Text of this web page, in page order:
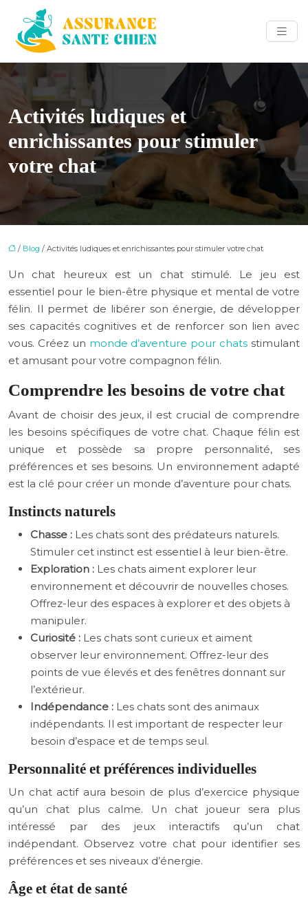
Activités ludiques et
enrichissantes pour stimuler
votre chat
/ Blog / Activités ludiques et enrichissantes pour stimuler votre chat
Un chat heureux est un chat stimulé. Le jeu est
essentiel pour le bien-être physique et mental de votre
félin. Il permet de libérer son énergie, de développer
ses capacités cognitives et de renforcer son lien avec
vous. Créez un monde d’aventure pour chats stimulant
et amusant pour votre compagnon félin.
Comprendre les besoins de votre chat
Avant de choisir des jeux, il est crucial de comprendre
les besoins spécifiques de votre chat. Chaque félin est
unique et possède sa propre personnalité, ses
préférences et ses besoins. Un environnement adapté
est la clé pour créer un monde d’aventure pour chats.
Instincts naturels
Chasse : Les chats sont des prédateurs naturels.
Stimuler cet instinct est essentiel à leur bien-être.
Exploration : Les chats aiment explorer leur
environnement et découvrir de nouvelles choses.
Offrez-leur des espaces à explorer et des objets à
manipuler.
Curiosité : Les chats sont curieux et aiment
observer leur environnement. Offrez-leur des
points de vue élevés et des fenêtres donnant sur
l’extérieur.
Indépendance : Les chats sont des animaux
indépendants. Il est important de respecter leur
besoin d’espace et de temps seul.
Personnalité et préférences individuelles
Un chat actif aura besoin de plus d’exercice physique
qu’un chat plus calme. Un chat joueur sera plus
intéressé par des jeux interactifs qu’un chat
indépendant. Observez votre chat pour identifier ses
préférences et ses niveaux d’énergie.
Âge et état de santé